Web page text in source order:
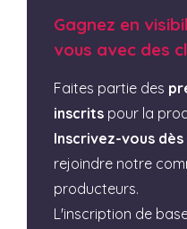
Gagnez en
vous avec des
Faites partie des
inscrits pour la
Inscrivez-vous
rejoindre notre
producteurs.
L'inscription de